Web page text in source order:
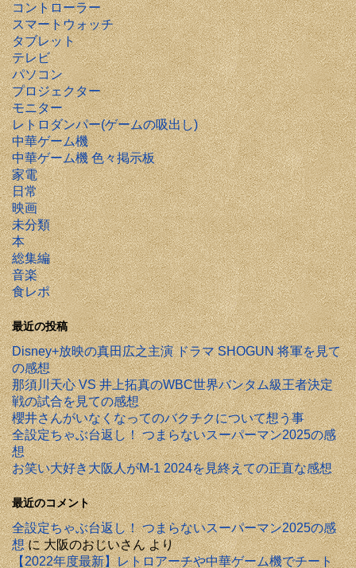
コントローラー
スマートウォッチ
タブレット
テレビ
パソコン
プロジェクター
モニター
レトロダンパー(ゲームの吸出し)
中華ゲーム機
中華ゲーム機 色々掲示板
家電
日常
映画
未分類
本
総集編
音楽
食レポ
最近の投稿
Disney+放映の真田広之主演 ドラマ SHOGUN 将軍を見て
の感想
那須川天心 VS 井上拓真のWBC世界バンタム級王者決定
戦の試合を見ての感想
櫻井さんがいなくなってのバクチクについて想う事
全設定ちゃぶ台返し！ つまらないスーパーマン2025の感
想
お笑い大好き大阪人がM-1 2024を見終えての正直な感想
最近のコメント
全設定ちゃぶ台返し！ つまらないスーパーマン2025の感
想に大阪のおじいさんより
【2022年度最新】レトロアーチや中華ゲーム機でチート